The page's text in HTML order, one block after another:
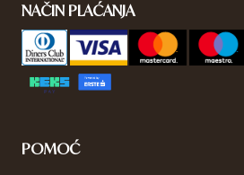
NAČIN PLAĆANJA
POMOĆ